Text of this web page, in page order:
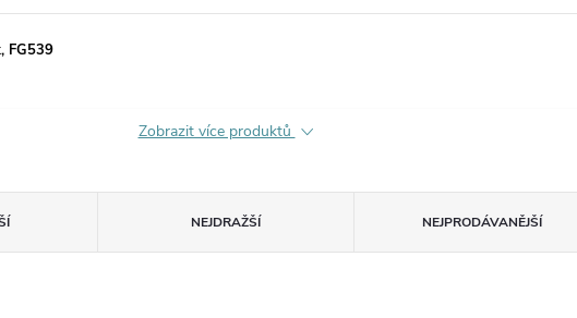
FG539
Zobrazit více produktů
NEJDRAŽŠÍ NEJPRODÁVANĚJŠÍ